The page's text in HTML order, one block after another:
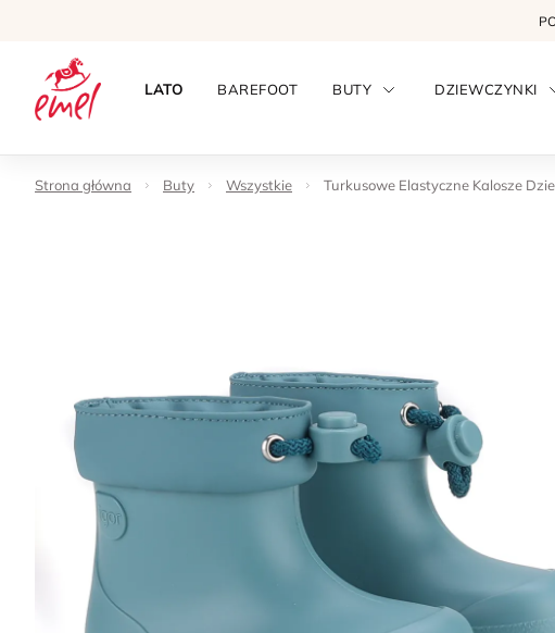
LATO BAREFOOT BUTY DZIEWCZYNKI
Strona główna Buty Wszystkie Turkusowe Elastyczne Kalosze